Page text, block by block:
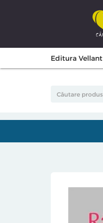
Editura Vellant